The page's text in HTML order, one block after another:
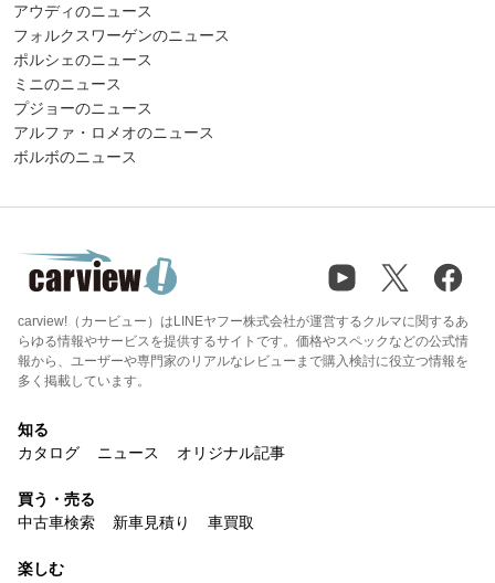
アウディのニュース
フォルクスワーゲンのニュース
ポルシェのニュース
ミニのニュース
プジョーのニュース
アルファ・ロメオのニュース
ボルボのニュース
carview!（カービュー）はLINEヤフー株式会社が運営するクルマに関するあ
らゆる情報やサービスを提供するサイトです。価格やスペックなどの公式情
報から、ユーザーや専門家のリアルなレビューまで購入検討に役立つ情報を
多く掲載しています。
知る
カタログ
ニュース オリジナル記事
買う・売る
中古車検索
新車見積り 車買取
楽しむ